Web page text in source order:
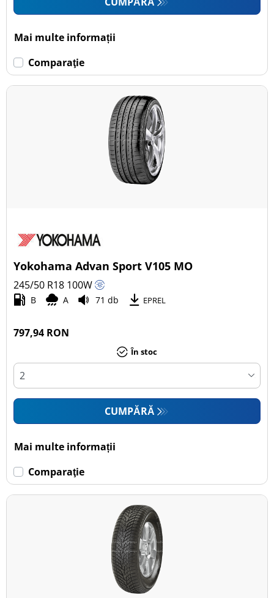
Mai multe informații
Comparaţie
Yokohama Advan Sport V105 MO
245/50 R18 100W
B A 71 db EPREL
797,94 RON
În stoc
CUMPĂRĂ
Mai multe informații
Comparaţie